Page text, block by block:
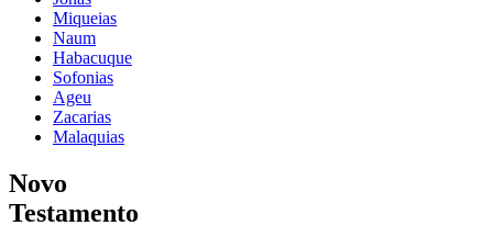
Miqueias
Naum
Habacuque
Sofonias
Ageu
Zacarias
Malaquias
Novo
Testamento